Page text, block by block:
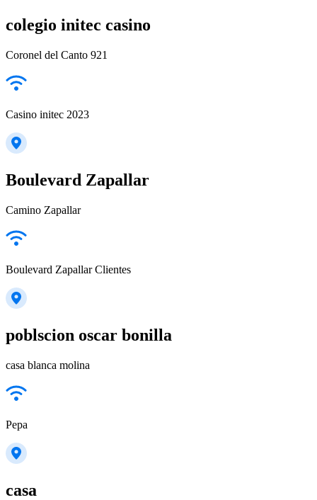
colegio initec casino
Coronel del Canto 921
Casino initec 2023
Boulevard Zapallar
Camino Zapallar
Boulevard Zapallar Clientes
poblscion oscar bonilla
casa blanca molina
Pepa
casa